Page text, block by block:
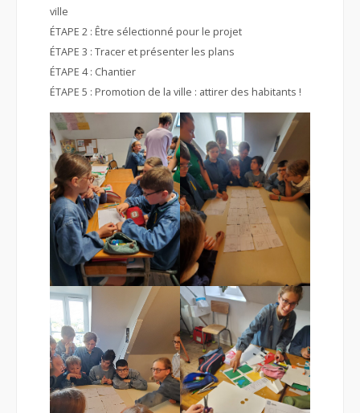
ville
ÉTAPE 2 : Être sélectionné pour le projet
ÉTAPE 3 : Tracer et présenter les plans
ÉTAPE 4 : Chantier
ÉTAPE 5 : Promotion de la ville : attirer des habitants !